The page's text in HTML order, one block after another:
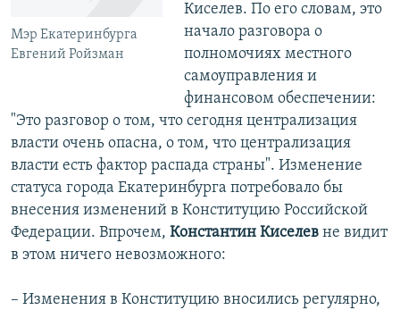
Мэр Екатеринбурга
Евгений Ройзман
Киселев. По его словам, это
начало разговора о
полномочиях местного
самоуправления и
финансовом обеспечении:
"Это разговор о том, что сегодня централизация
власти очень опасна, о том, что централизация
власти есть фактор распада страны". Изменение
статуса города Екатеринбурга потребовало бы
внесения изменений в Конституцию Российской
Федерации. Впрочем, Константин Киселев не видит
в этом ничего невозможного:
– Изменения в Конституцию вносились регулярно,